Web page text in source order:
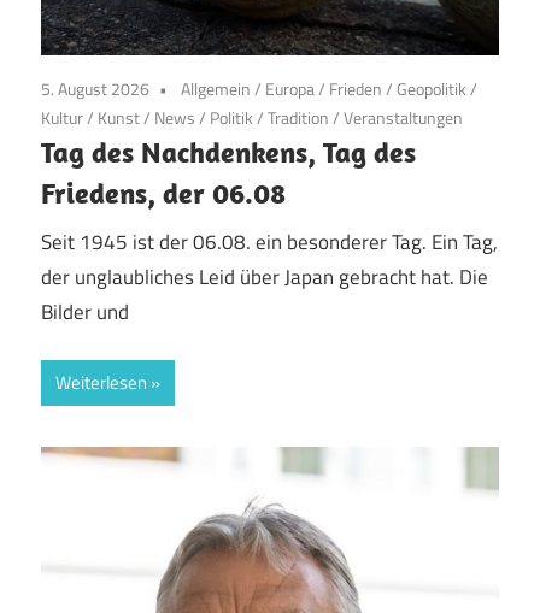
5. August 2026 Allgemein/ Europa/ Frieden/Geopolitik/
Kultur/ Kunst/ News/ Politik/Tradition/Veranstaltungen
Tag des Nachdenkens, Tag des
Friedens, der 06.08
Seit 1945 ist der 06.08. ein besonderer Tag. Ein Tag,
der unglaubliches Leid über Japan gebracht hat. Die
Bilder und
Weiterlesen